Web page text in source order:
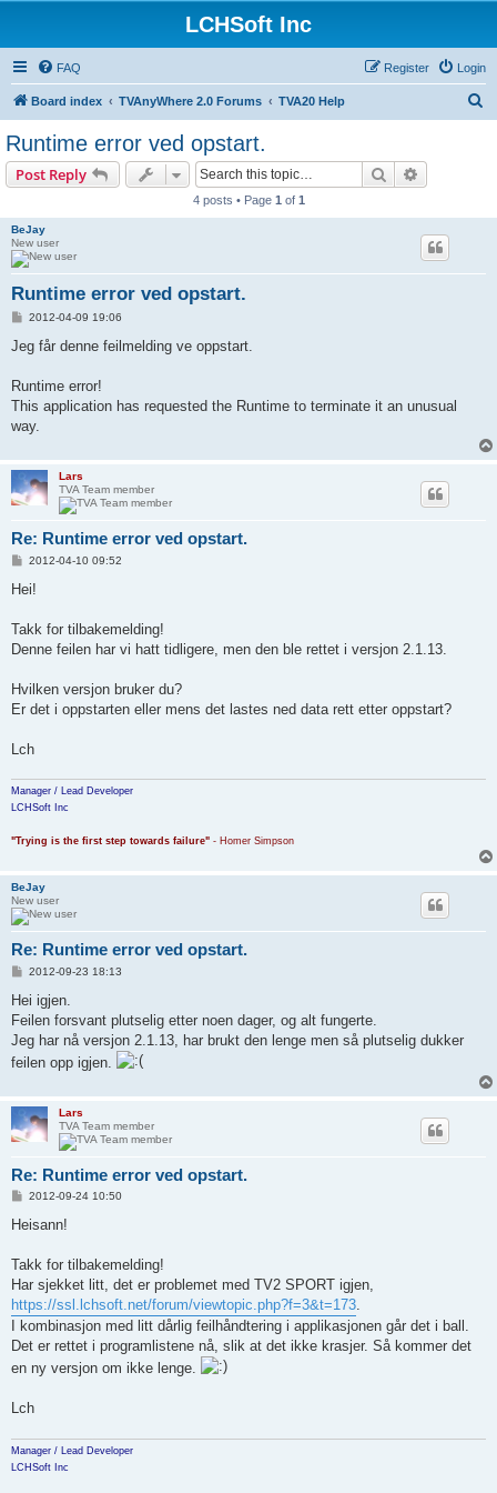
LCHSoft Inc
FAQ Login
Register
Board index TVAnyWhere 2.0 Forums TVA20 Help
Runtime error ved opstart.
Post Reply Search
4 posts • Page 1 of 1
BeJay
New user
Runtime error ved opstart.
P
s
2012-04-09 19:06
Jeg får denne feilmelding ve oppstart.
Runtime error!
This application has requested the Runtime to terminate it an unusual
way.
Lars
TVA Team member
Re: Runtime error ved opstart.
P
s
2012-04-10 09:52
Hei!
Takk for tilbakemelding!
Denne feilen har vi hatt tidligere, men den ble rettet i versjon 2.1.13.
Hvilken versjon bruker du?
Er det i oppstarten eller mens det lastes ned data rett etter oppstart?
Lch
Manager / Lead Developer
LCHSoft Inc
"Trying is the first step towards failure" - Homer Simpson
BeJay
New user
Re: Runtime error ved opstart.
P
s
2012-09-23 18:13
Hei igjen.
Feilen forsvant plutselig etter noen dager, og alt fungerte.
Jeg har nå versjon 2.1.13, har brukt den lenge men så plutselig dukker
feilen opp igjen.
Lars
TVA Team member
Re: Runtime error ved opstart.
P
s
2012-09-24 10:50
Heisann!
Takk for tilbakemelding!
Har sjekket litt, det er problemet med TV2 SPORT igjen,
https://ssl.lchsoft.net/forum/viewtopic.php?f=3&t=173.
I kombinasjon med litt dårlig feilhåndtering i applikasjonen går det i ball.
Det er rettet i programlistene nå, slik at det ikke krasjer. Så kommer det
en ny versjon om ikke lenge.
Lch
Manager / Lead Developer
LCHSoft Inc